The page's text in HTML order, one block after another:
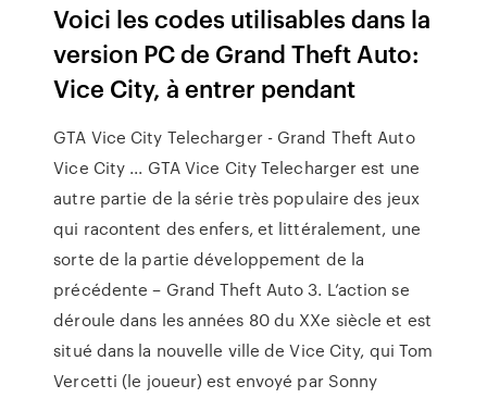
Voici les codes utilisables dans la
version PC de Grand Theft Auto:
Vice City, à entrer pendant
GTA Vice City Telecharger - Grand Theft Auto
Vice City ... GTA Vice City Telecharger est une
autre partie de la série très populaire des jeux
qui racontent des enfers, et littéralement, une
sorte de la partie développement de la
précédente – Grand Theft Auto 3. L’action se
déroule dans les années 80 du XXe siècle et est
situé dans la nouvelle ville de Vice City, qui Tom
Vercetti (le joueur) est envoyé par Sonny